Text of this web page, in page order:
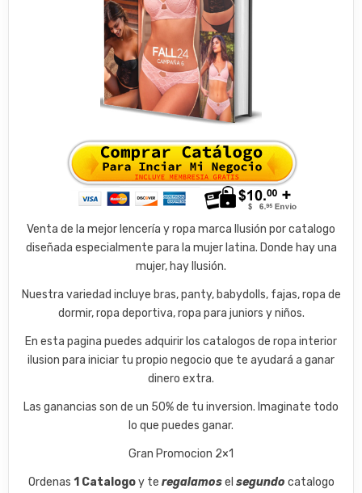
Venta de la mejor lencería y ropa marca Ilusión por catalogo
diseñada especialmente para la mujer latina. Donde hay una
mujer, hay Ilusión.
Nuestra variedad incluye bras, panty, babydolls, fajas, ropa de
dormir, ropa deportiva, ropa para juniors y niños.
En esta pagina puedes adquirir los catalogos de ropa interior
ilusion para iniciar tu propio negocio que te ayudará a ganar
dinero extra.
Las ganancias son de un 50% de tu inversion. Imaginate todo
lo que puedes ganar.
Gran Promocion 2×1
Ordenas 1 Catalogoy te regalamosel segundo catalogo